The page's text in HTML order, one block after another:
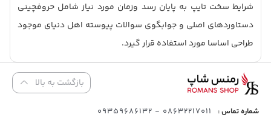
شرایط سخت تایپ به پایان رسد وزمان مورد نیاز شامل حروفچینی
دستاوردهای اصلی و جوابگوی سوالات پیوسته اهل دنیای موجود
طراحی اساسا مورد استفاده قرار گیرد.
بازگشت به بالا
شماره تماس : 08632217011 - 09359686132